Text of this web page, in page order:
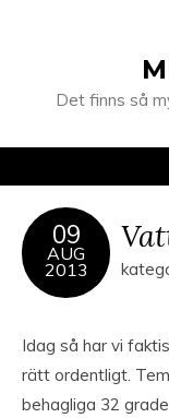
Det finns så
09
AUG
2013
Idag så har vi
rätt ordentligt.
behagliga 32